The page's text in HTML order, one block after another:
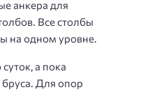
анкера для
Все столбы
на одном уровне.
а пока
бруса. Для опор